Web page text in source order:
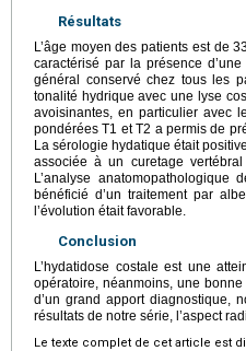
Résultats
L’âge moyen des patients est de
caractérisé par la présence
général conservé chez tous les
tonalité hydrique avec une lyse
avoisinantes, en particulier avec
pondérées T1 et T2 a permis de
La sérologie hydatique était
associée à un curetage
L’analyse
bénéficié d’un traitement par
l’évolution était favorable.
Conclusion
L’hydatidose costale est une
opératoire, néanmoins, une
d’un grand apport diagnostique,
résultats de notre série, l’aspect
Le texte complet de cet article est